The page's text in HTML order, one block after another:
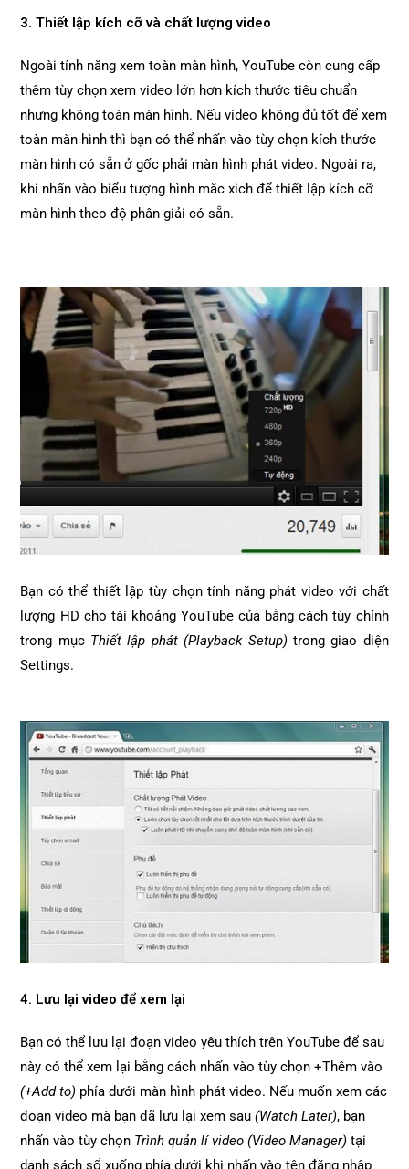
3. Thiết lập kích cỡ và chất lượng video
Ngoài tính năng xem toàn màn hình, YouTube còn cung cấp
thêm tùy chọn xem video lớn hơn kích thước tiêu chuẩn
nhưng không toàn màn hình. Nếu video không đủ tốt để xem
toàn màn hình thì bạn có thể nhấn vào tùy chọn kích thước
màn hình có sẵn ở gốc phải màn hình phát video. Ngoài ra,
khi nhấn vào biểu tượng hình mắc xich để thiết lập kích cỡ
màn hình theo độ phân giải có sẵn.
Bạn có thể thiết lập tùy chọn tính năng phát video với chất
lượng HD cho tài khoảng YouTube của bằng cách tùy chỉnh
trong mục Thiết lập phát (Playback Setup) trong giao diện
Settings.
4. Lưu lại video để xem lại
Bạn có thể lưu lại đoạn video yêu thích trên YouTube để sau
này có thể xem lại bằng cách nhấn vào tùy chọn +Thêm vào
(+Add to) phía dưới màn hình phát video. Nếu muốn xem các
đoạn video mà bạn đã lưu lại xem sau(Watch Later), bạn
nhấn vào tùy chọn Trình quản lí video (Video Manager) tại
danh sách sổ xuống phía dưới khi nhấn vào tên đăng nhập